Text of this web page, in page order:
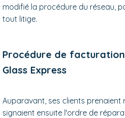
modifié la procédure du réseau,
tout litige.
Procédure de
Glass Express
Auparavant, ses clients prenaient
signaient ensuite l'ordre de